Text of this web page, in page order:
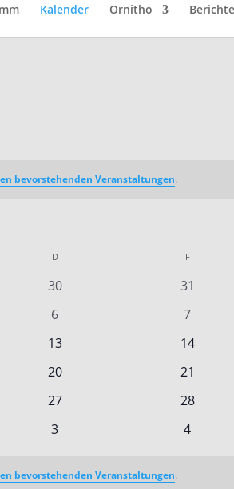
Kalender Ornitho Berichte
bevorstehenden Veranstaltungen.
DDONNERSTAG FFREITAG
0
30
0
31
0
6
0
7
0
13
0
14
0
20
0
21
0
27
0
28
0
3
0
4
bevorstehenden Veranstaltungen.